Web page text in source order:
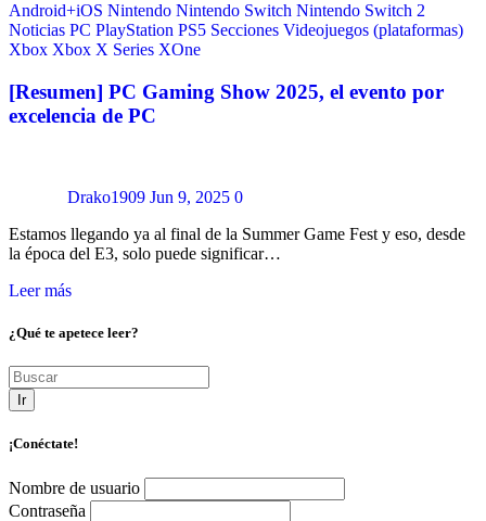
Android+iOS Nintendo Nintendo Switch Nintendo Switch 2
Noticias PC PlayStation PS5 Secciones Videojuegos (plataformas)
Xbox Xbox X Series XOne
[Resumen] PC Gaming Show 2025, el evento por
excelencia de PC
Drako1909 Jun 9, 2025 0
Estamos llegando ya al final de la Summer Game Fest y eso, desde
la época del E3, solo puede significar…
Leer más
¿Qué te apetece leer?
Ir
¡Conéctate!
Nombre de usuario
Contraseña